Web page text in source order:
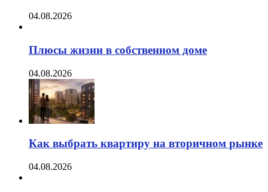
04.08.2026
Плюсы жизни в собственном доме
04.08.2026
Как выбрать квартиру на вторичном рынке
04.08.2026